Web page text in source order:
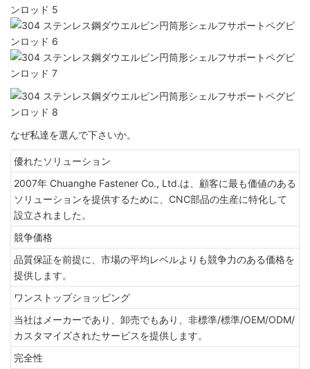
なぜ私達を選んで下さいか。
優れたソリューション
2007年 Chuanghe Fastener Co., Ltd.は、顧客に最も価値のある
ソリューションを提供するために、CNC部品の生産に特化して
設立されました。
競争価格
品質保証を前提に、市場の平均レベルよりも競争力のある価格を
提供します。
ワンストップショッピング
当社はメーカーであり、卸売でもあり、非標準/標準/OEM/ODM/
カスタマイズされたサービスを提供します。
完全性